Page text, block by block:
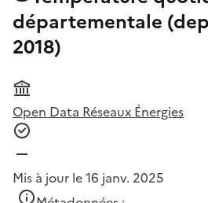
départementale
2018)
Open Data Réseaux Énergies
Mis à jour le 16 janv. 2025